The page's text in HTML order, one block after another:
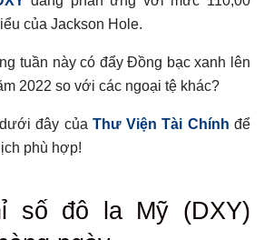
của Jackson Hole.
tuần này có đẩy Đồng bạc xanh lên
2022 so với các ngoại tệ khác?
đây của Thư Viện Tài Chính để
phù hợp!
Mỹ (DXY) trên khung hàng ngày
số đô la Mỹ (DXY)